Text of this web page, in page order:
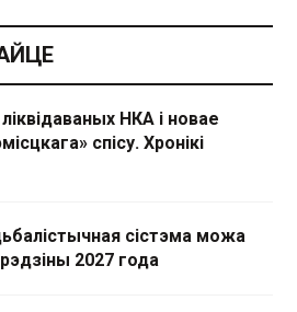
НКА і новае
спісу. Хронікі
сістэма можа
2027 года